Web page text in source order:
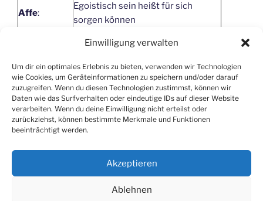
Einwilligung verwalten
Um dir ein optimales Erlebnis zu bieten, verwenden wir Technologien
wie Cookies, um Geräteinformationen zu speichern und/oder darauf
zuzugreifen. Wenn du diesen Technologien zustimmst, können wir
Daten wie das Surfverhalten oder eindeutige IDs auf dieser Website
verarbeiten. Wenn du deine Einwilligung nicht erteilst oder
zurückziehst, können bestimmte Merkmale und Funktionen
beeinträchtigt werden.
Akzeptieren
Ablehnen
Affe:
Egoistisch sein heißt für sich
sorgen können
Laut sein heißt seine Position
Mensch:
Unvollkommen sein heißt noch
wachsen können